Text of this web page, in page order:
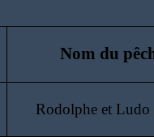
Nom du
Rodolphe et Ludo